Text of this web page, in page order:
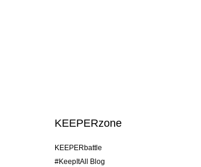
KEEPERzone
KEEPERbattle
#KeepItAll Blog